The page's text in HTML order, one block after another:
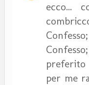
ecco...
preferito
per me